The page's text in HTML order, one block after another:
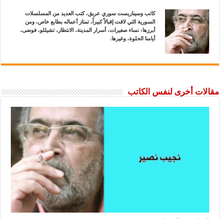
كاتب وسيناريست سوري عريق، كتب العديد من المسلسلات
السورية التي لاقت إقبالاً كبيراً، تمتاز أعماله بطابع خاص، ومن
أبرزها: نساء صغيرات، أسرار المدينة، الانتظار، تشيللو، فوضى،
أيامنا الحلوة، وغيرها.
مقالات أخرى لنفس الكاتب